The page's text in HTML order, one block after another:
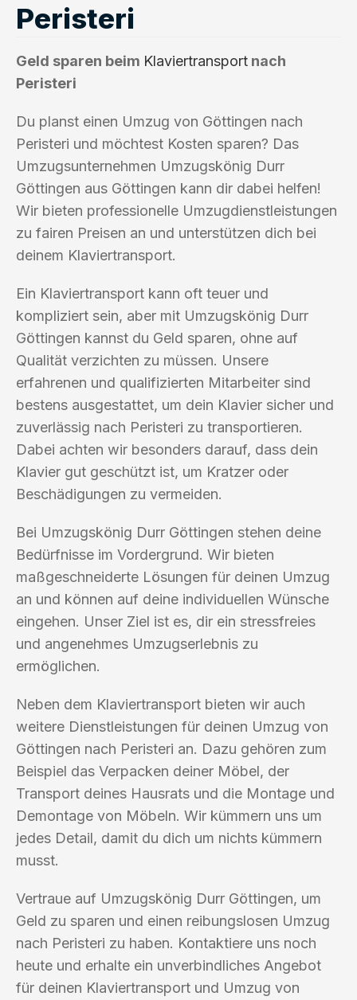
Peristeri
Geld sparen beim Klaviertransport nach
Peristeri
Du planst einen Umzug von Göttingen nach
Peristeri und möchtest Kosten sparen? Das
Umzugsunternehmen Umzugskönig Durr
Göttingen aus Göttingen kann dir dabei helfen!
Wir bieten professionelle Umzugdienstleistungen
zu fairen Preisen an und unterstützen dich bei
deinem Klaviertransport.
Ein Klaviertransport kann oft teuer und
kompliziert sein, aber mit Umzugskönig Durr
Göttingen kannst du Geld sparen, ohne auf
Qualität verzichten zu müssen. Unsere
erfahrenen und qualifizierten Mitarbeiter sind
bestens ausgestattet, um dein Klavier sicher und
zuverlässig nach Peristeri zu transportieren.
Dabei achten wir besonders darauf, dass dein
Klavier gut geschützt ist, um Kratzer oder
Beschädigungen zu vermeiden.
Bei Umzugskönig Durr Göttingen stehen deine
Bedürfnisse im Vordergrund. Wir bieten
maßgeschneiderte Lösungen für deinen Umzug
an und können auf deine individuellen Wünsche
eingehen. Unser Ziel ist es, dir ein stressfreies
und angenehmes Umzugserlebnis zu
ermöglichen.
Neben dem Klaviertransport bieten wir auch
weitere Dienstleistungen für deinen Umzug von
Göttingen nach Peristeri an. Dazu gehören zum
Beispiel das Verpacken deiner Möbel, der
Transport deines Hausrats und die Montage und
Demontage von Möbeln. Wir kümmern uns um
jedes Detail, damit du dich um nichts kümmern
musst.
Vertraue auf Umzugskönig Durr Göttingen, um
Geld zu sparen und einen reibungslosen Umzug
nach Peristeri zu haben. Kontaktiere uns noch
heute und erhalte ein unverbindliches Angebot
für deinen Klaviertransport und Umzug von